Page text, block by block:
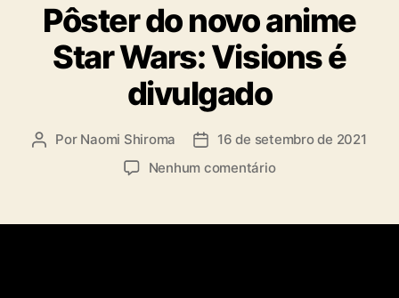
t
e
g
o
r
i
a
s
Pôster do novo anime
Star Wars: Visions é
divulgado
A Por Naomi Shiroma
D 16 de setembro de 2021
Nenhum comentárioe
ô